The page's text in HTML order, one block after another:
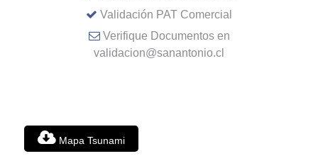
Validación PAT Comercial
Verifique Documentos en
validacion@sanantonio.cl
Mapa Tsunami